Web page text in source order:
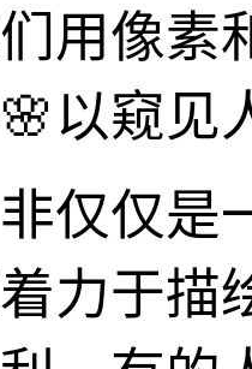
用像素
以窥见
非仅仅
力于描